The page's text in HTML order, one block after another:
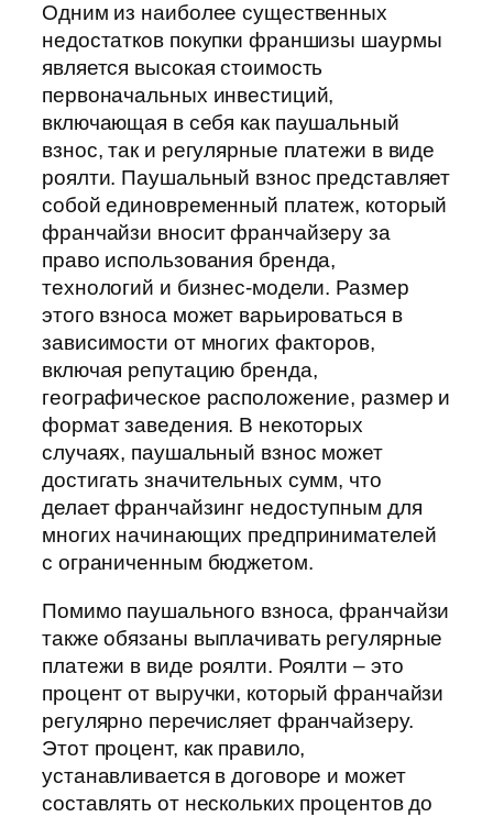
Одним из наиболее существенных
недостатков покупки франшизы шаурмы
является высокая стоимость
первоначальных инвестиций,
включающая в себя как паушальный
взнос, так и регулярные платежи в виде
роялти. Паушальный взнос представляет
собой единовременный платеж, который
франчайзи вносит франчайзеру за
право использования бренда,
технологий и бизнес-модели. Размер
этого взноса может варьироваться в
зависимости от многих факторов,
включая репутацию бренда,
географическое расположение, размер и
формат заведения. В некоторых
случаях, паушальный взнос может
достигать значительных сумм, что
делает франчайзинг недоступным для
многих начинающих предпринимателей
с ограниченным бюджетом.
Помимо паушального взноса, франчайзи
также обязаны выплачивать регулярные
платежи в виде роялти. Роялти – это
процент от выручки, который франчайзи
регулярно перечисляет франчайзеру.
Этот процент, как правило,
устанавливается в договоре и может
составлять от нескольких процентов до